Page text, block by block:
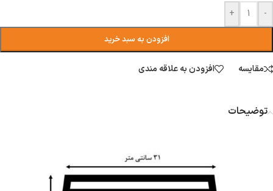
-
+
افزودن به سبد خرید
مقایسه افزودن به علاقه مندی
توضیحات